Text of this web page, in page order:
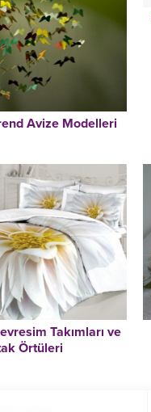
Avize Modelleri
Takımları ve
Örtüleri